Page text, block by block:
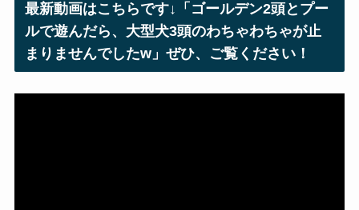
ス
最新動画はこちらです↓「ゴールデン2頭とプー
ルで遊んだら、大型犬3頭のわちゃわちゃが止
まりませんでしたw」ぜひ、ご覧ください！